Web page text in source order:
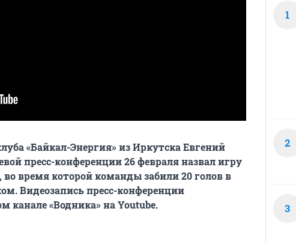
«Байкал-Энергия» из Иркутска Евгений
пресс-конференции 26 февраля назвал игру
время которой команды забили 20 голов в
Видеозапись пресс-конференции
канале «Водника» на Youtube.
1
2
3